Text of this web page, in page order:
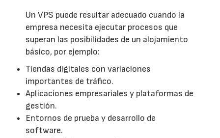
Un VPS puede resultar adecuado cuando la
empresa necesita ejecutar procesos que
superan las posibilidades de un alojamiento
básico, por ejemplo:
Tiendas digitales con variaciones
importantes de tráfico.
Aplicaciones empresariales y plataformas de
gestión.
Entornos de prueba y desarrollo de
software.